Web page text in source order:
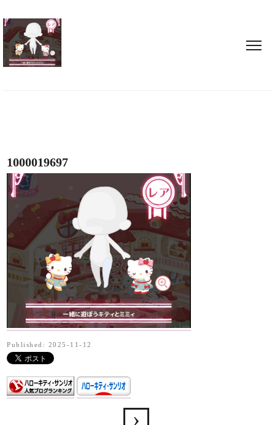
1000019697
Published: 2025-11-12